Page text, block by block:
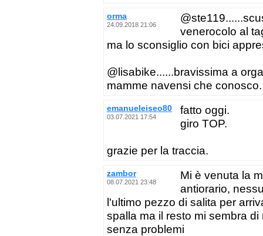
orma
24.09.2018 21:06
venerocolo al
ma lo sconsiglio con bici
@lisabike......bravissima a
mamme navensi che conosco.
emanueleiseo80
03.07.2021 17:54
fatto oggi.
giro TOP.
grazie per la traccia.
zambor
08.07.2021 23:48
Mi è venuta la
antiorario,
l'ultimo pezzo di salita per
spalla ma il resto mi sembra
senza problemi